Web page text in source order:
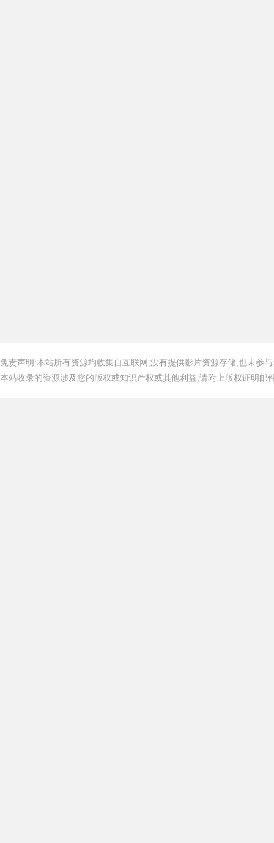
免责声明:本站所有资源均收集自互联网,没有提供影片资源存储,也未参
本站收录的资源涉及您的版权或知识产权或其他利益,请附上版权证明